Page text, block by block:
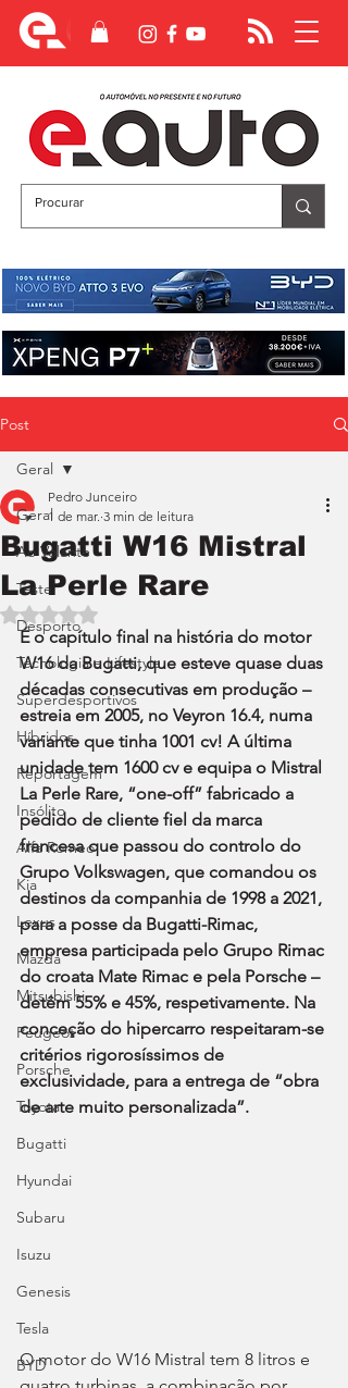
Post
Geral
Ao Volante
Teste
Desporto
Tecnologia e Lifestyle
Superdesportivos
Híbridos
Reportagem
Insólito
Alfa Romeo
Kia
Lexus
Mazda
Mitsubishi
Peugeot
Porsche
Toyota
Bugatti
Hyundai
Subaru
Isuzu
Genesis
Tesla
BYD
Geral
Bugatti W16 Mistral
La Perle Rare
Pedro Junceiro
1 de mar. 3 min de leitura
Avaliado com NaN de 5 estrelas.
É o capítulo final na história do motor
W16 da Bugatti, que esteve quase duas
décadas consecutivas em produção –
estreia em 2005, no Veyron 16.4, numa
variante que tinha 1001 cv! A última
unidade tem 1600 cv e equipa o Mistral
La Perle Rare, “one-off” fabricado a
pedido de cliente fiel da marca
francesa que passou do controlo do
Grupo Volkswagen, que comandou os
destinos da companhia de 1998 a 2021,
para a posse da Bugatti-Rimac,
empresa participada pelo Grupo Rimac
do croata Mate Rimac e pela Porsche –
detêm 55% e 45%, respetivamente. Na
conceção do hipercarro respeitaram-se
critérios rigorosíssimos de
exclusividade, para a entrega de “obra
de arte muito personalizada”.
O motor do W16 Mistral tem 8 litros e